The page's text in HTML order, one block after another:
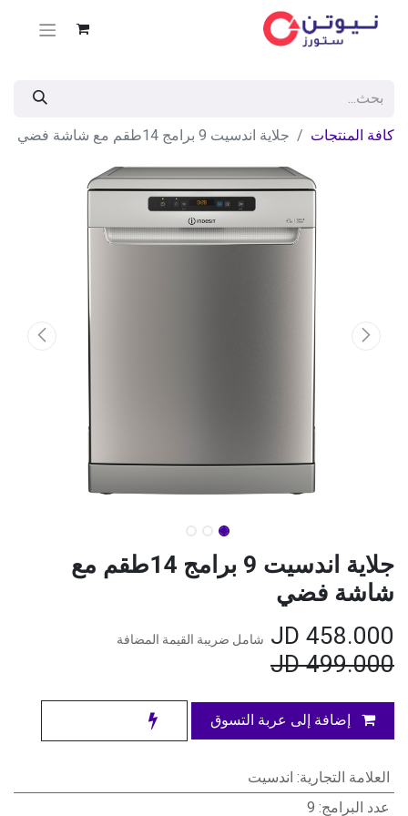
كافة المنتجات جلاية اندسيت 9 برامج 14طقم مع شاشة فضي
جلاية اندسيت 9 برامج 14طقم مع
شاشة فضي
458.000
شامل ضريبة القيمة المضافة
499.000
JD
إضافة إلى عربة التسوق
العلامة التجارية: اندسيت
عدد البرامج:
9